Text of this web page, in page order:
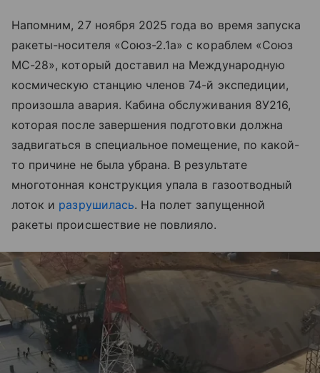
Напомним, 27 ноября 2025 года во время запуска
ракеты-носителя «Союз-2.1а» с кораблем «Союз
МС-28», который доставил на Международную
космическую станцию членов 74-й экспедиции,
произошла авария. Кабина обслуживания 8У216,
которая после завершения подготовки должна
задвигаться в специальное помещение, по какой-
то причине не была убрана. В результате
многотонная конструкция упала в газоотводный
лоток и разрушилась. На полет запущенной
ракеты происшествие не повлияло.